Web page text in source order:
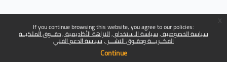
If you continue browsing this website, you agree to our policies:
سياسة الخصوصية سياسة الاستخدام النزاهة الأكاديمية حقــوق الملكيــة
الفكــريـــة وحقـوق النشـــر سياسة الدعم الفني
Continue